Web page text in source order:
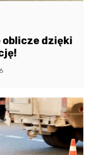
oblicze dzięki